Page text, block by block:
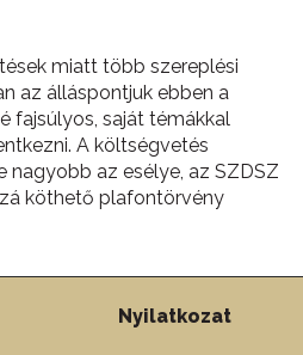
miatt több szereplési
az álláspontjuk ebben a
fajsúlyos, saját témákkal
A költségvetés
nagyobb az esélye, az SZDSZ
köthető plafontörvény
Nyilatkozat